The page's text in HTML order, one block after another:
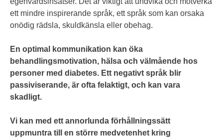
ett mindre inspirerande språk, ett språk som kan orsaka
onödig rädsla, skuldkänsla eller obehag.
En optimal kommunikation kan öka
behandlingsmotivation, hälsa och välmående hos
personer med diabetes. Ett negativt språk blir
passiviserande, är ofta felaktigt, och kan vara
skadligt.
Vi kan med ett annorlunda förhållningssätt
uppmuntra till en större medvetenhet kring